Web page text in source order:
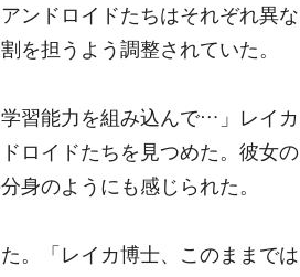
ンドロイドたちはそれぞれ異な
を担うよう調整されていた。
習能力を組み込んで…」レイカ
ロイドたちを見つめた。彼女の
身のようにも感じられた。
。「レイカ博士、このままでは